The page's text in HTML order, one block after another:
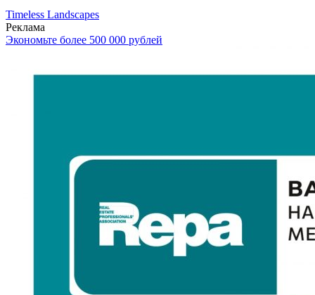
Timeless Landscapes
Реклама
Экономьте более 500 000 рублей